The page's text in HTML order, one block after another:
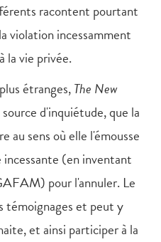
racontent pourtant
violation incessamment
la vie privée.
étranges,The New
d'inquiétude, que la
au sens où elle l'émousse
(en inventant
pour l'annuler. Le
témoignages et peut y
et ainsi participer à la